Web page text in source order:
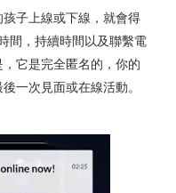
子上線或下線，就會得
間，持續時間以及聯繫電
它是完全匿名的，你的
一次見面或在線活動。